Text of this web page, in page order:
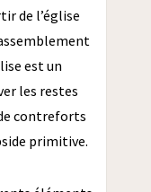
de l’église
est un
les restes
contreforts
primitive.